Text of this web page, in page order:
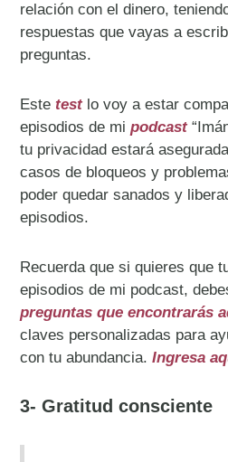
relación con el dinero,
respuestas que vayas a
preguntas.
Estetestlo voy a estar
episodios de mipodcast
tu privacidad estará
casos de bloqueos y
poder quedar sanados y
episodios.
Recuerda que si quieres que
episodios de mi podcast,
preguntas que encontrarás
claves personalizadas para
con tu abundancia.Ingresa
3- Gratitud consciente